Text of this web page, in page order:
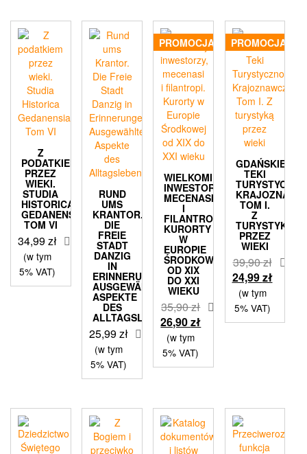
Z
PODATKIEM
PRZEZ
WIEKI.
STUDIA
HISTORICA
GEDANENSIA.
TOM VI
34,99zł
(w tym
5% VAT)
RUND
UMS
KRANTOR.
DIE
FREIE
STADT
DANZIG
IN
ERINNERUNGEN.
AUSGEWÄHLTE
ASPEKTE
DES
ALLTAGSLEBENS
25,99zł
(w tym
5% VAT)
PROMOCJA!
WIELKOMIEJSCY
INWESTORZY,
MECENASI
I
FILANTROPI.
KURORTY
W
EUROPIE
ŚRODKOWEJ
OD XIX
DO XXI
WIEKU
35,90zł
Pierwotna
cena
wynosiła:
35,90 zł.
26,90złAktualna
26,90 zł.
(w tym
5% VAT)
PROMOCJA!
GDAŃSKIE
TEKI
TOM I.
Z
TURYSTYKĄ
PRZEZ
WIEKI
39,90zł
Pierwotna
cena
wynosiła:
39,90 zł.
24,99zł
24,99
(w tym
5% VAT)